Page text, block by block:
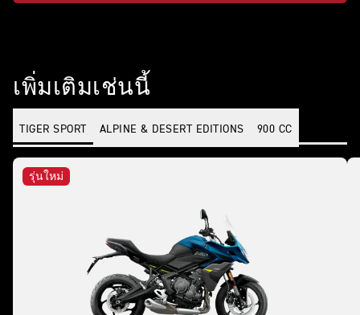
เพิ่มเติมเช่นนี้
TIGER SPORT ALPINE & DESERT EDITIONS 900 CC
รุ่นใหม่